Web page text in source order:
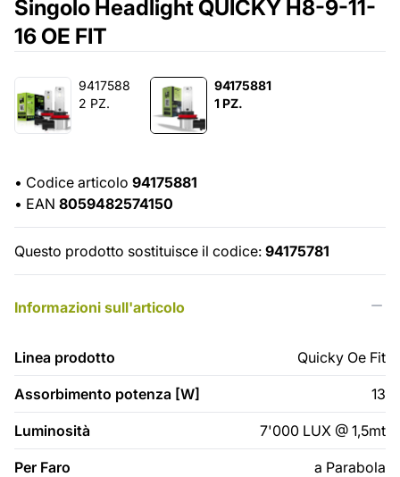
Singolo Headlight QUICKY H8-9-11-
16 OE FIT
9417588
2 PZ.
94175881
1 PZ.
• Codice articolo 94175881
• EAN 8059482574150
Questo prodotto sostituisce il codice: 94175781
Informazioni sull'articolo
Linea prodotto Quicky Oe Fit
Assorbimento potenza [W] 13
Luminosità 7'000 LUX @ 1,5mt
Per Faro a Parabola